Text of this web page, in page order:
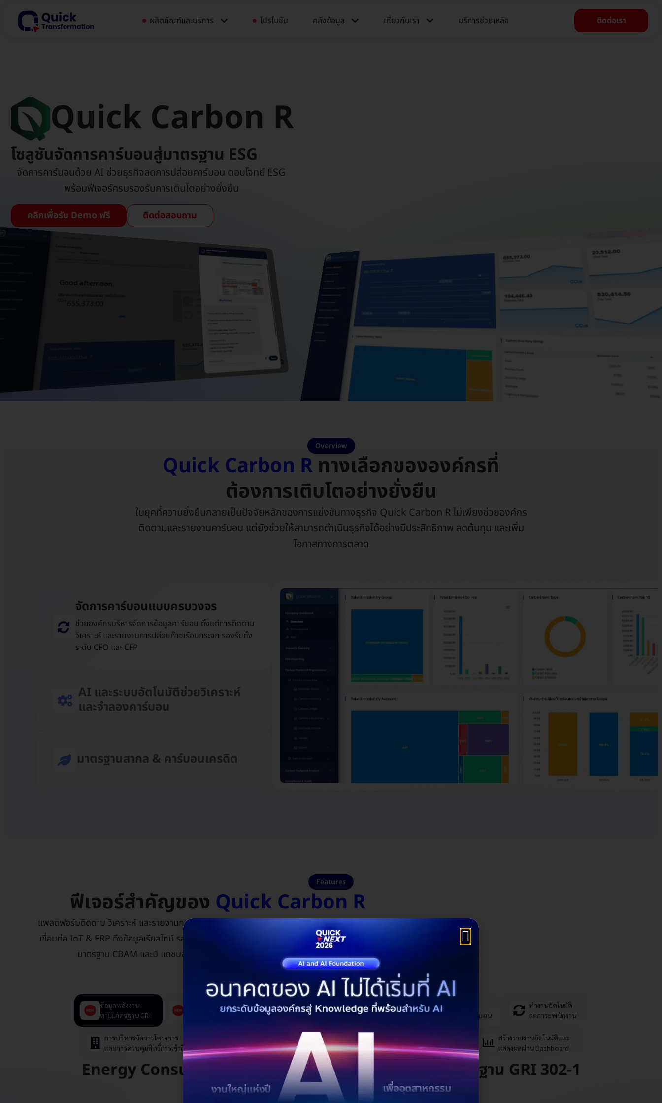
ผลิตภัณฑ์และบริการ โปรโมชัน คลังข้อมูล​​ เกี่ยวกับเรา บริการช่วยเหลือ ติดต่อเรา
Quick Carbon R
โซลูชันจัดการคาร์บอนสู่มาตรฐาน ESG​
จัดการคาร์บอนด้วย AI ช่วยธุรกิจลดการปล่อยคาร์บอน ตอบโจทย์ ESG
พร้อมฟีเจอร์ครบรองรับการเติบโตอย่างยั่งยืน
คลิกเพื่อรับ Demo ฟรี ติดต่อสอบถาม
Overview
Quick Carbon R ทางเลือกขององค์กรที่
ต้องการเติบโตอย่างยั่งยืน
ในยุคที่ความยั่งยืนกลายเป็นปัจจัยหลักของการแข่งขันทางธุรกิจ Quick Carbon R ไม่เพียงช่วยองค์กร
ติดตามและรายงานคาร์บอน แต่ยังช่วยให้สามารถดำเนินธุรกิจได้อย่างมีประสิทธิภาพ ลดต้นทุน และเพิ่ม
โอกาสทางการตลาด
จัดการคาร์บอนแบบครบวงจร
ช่วยองค์กรบริหารจัดการข้อมูลคาร์บอน ตั้งแต่การติดตาม
วิเคราะห์ และรายงานการปล่อยก๊าซเรือนกระจก รองรับทั้ง
ระดับ CFO และ CFP
AI และระบบอัตโนมัติช่วยวิเคราะห์
และจำลองคาร์บอน
มาตรฐานสากล & คาร์บอนเครดิต
Features
ฟีเจอร์สำคัญของ Quick Carbon R
แพลตฟอร์มติดตาม วิเคราะห์ และรายงานการปล่อยคาร์บอน รองรับ ESG, ISO 14064 ใช้ AI คาดการณ์คาร์บอน
เชื่อมต่อ IoT & ERP ดึงข้อมูลเรียลไทม์ รองรับ Carbon Offset & Trading พร้อมสร้าง รายงานอัตโนมัติ ตาม
มาตรฐาน CBAM และมี แดชบอร์ดวิเคราะห์ข้อมูล เพื่อช่วยลดคาร์บอนอย่างมีประสิทธิภาพ
ข้อมูลพลังงาน
ตามมาตรฐาน GRI
การทำนายและ
จำลองคาร์บอน
ติดตามและแจ้งเตือน
แบบเรียลไทม์
วิเคราะห์และ
เปรียบเทียบคาร์บอน
ทำงานอัตโนมัติ
ลดภาระพนักงาน
การบริหารจัดการโครงการ
และการควบคุมสิทธิ์การเข้าถึง
การปฏิบัติตาม
มาตรฐานสากล
ระบบซื้อขายและ
ชดเชยคาร์บอน
การรวมศูนย์ข้อมูลและ
เชื่อมต่อกับทุกแพลตฟอร์ม
สร้างรายงานอัตโนมัติและ
แสดงผลผ่าน Dashboard
Energy Consumption เชื่อมข้อมูลพลังงานตามกรอบมาตรฐาน GRI 302-1
วิเคราะห์การใช้พลังงานแยกตามพื้นที่ ทรัพย์สิน แหล่งพลังงาน และการใช้งาน
รองรับข้อมูล Daily, Hourly หรือรายกะผลิต